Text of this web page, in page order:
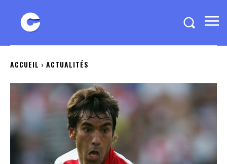
ACCUEIL ACTUALITÉS